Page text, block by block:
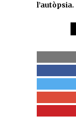
l’autòpsia.